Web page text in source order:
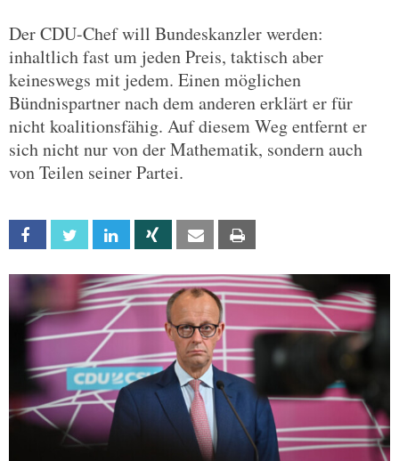
Der CDU-Chef will Bundeskanzler werden:
inhaltlich fast um jeden Preis, taktisch aber
keineswegs mit jedem. Einen möglichen
Bündnispartner nach dem anderen erklärt er für
nicht koalitionsfähig. Auf diesem Weg entfernt er
sich nicht nur von der Mathematik, sondern auch
von Teilen seiner Partei.
Facebook Twitter Linkedin Xing Email